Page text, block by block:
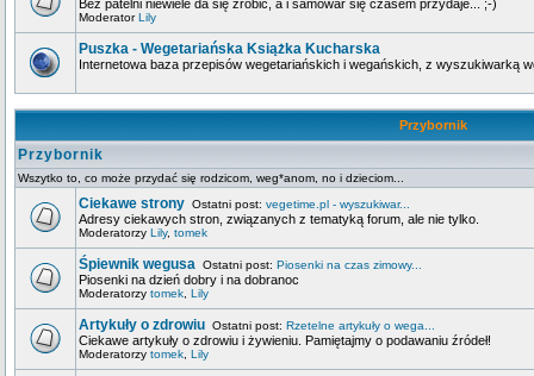
Bez patelni niewiele da się zrobić, a i samowar się czasem przydaje... ;-)
ModeratorLily
Puszka - Wegetariańska Książka Kucharska
Internetowa baza przepisów wegetariańskich i wegańskich, z wyszukiwarką
Przybornik
Przybornik
Wszytko to, co może przydać się rodzicom, weg*anom, no i dzieciom...
Ciekawe strony Ostatni post: vegetime.pl - wyszukiwar...
Adresy ciekawych stron, związanych z tematyką forum, ale nie tylko.
Moderatorzy Lily, tomek
Śpiewnik wegusa Ostatni post: Piosenki na czas zimowy...
Piosenki na dzień dobry i na dobranoc
Moderatorzy tomek Lily
Artykuły o zdrowiu Ostatni post: Rzetelne artykuły o wega...
Ciekawe artykuły o zdrowiu i żywieniu. Pamiętajmy o podawaniu źródeł!
Moderatorzy tomek Lily